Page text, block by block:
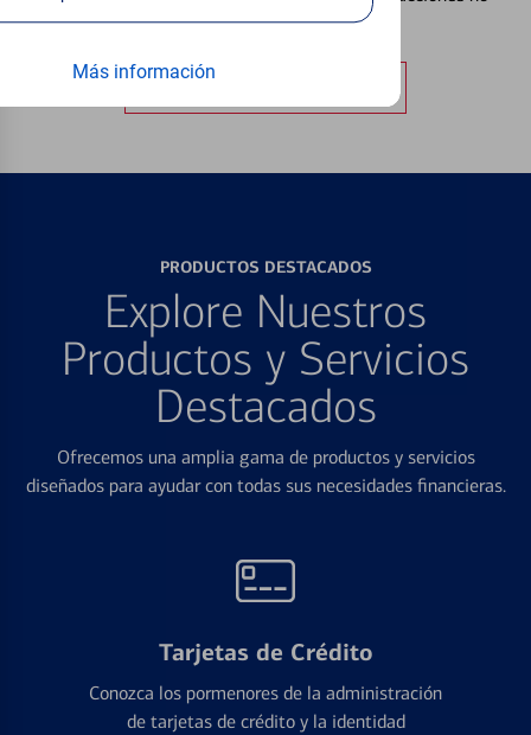
Más información
autorizadas.
PRODUCTOS DESTACADOS
Explore Nuestros
Productos y Servicios
Destacados
Ofrecemos una amplia gama de productos y servicios
diseñados para ayudar con todas sus necesidades financieras.
Tarjetas de Crédito
Conozca los pormenores de la administración
de tarjetas de crédito y la identidad